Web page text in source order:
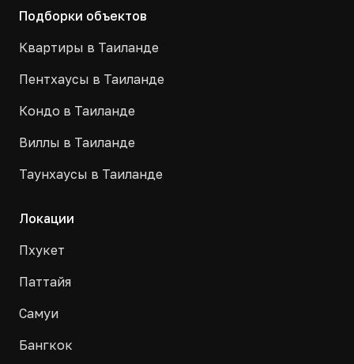
Подборки объектов
Квартиры в Таиланде
Пентхаусы в Таиланде
Кондо в Таиланде
Виллы в Таиланде
Таунхаусы в Таиланде
Локации
Пхукет
Паттайя
Самуи
Бангкок